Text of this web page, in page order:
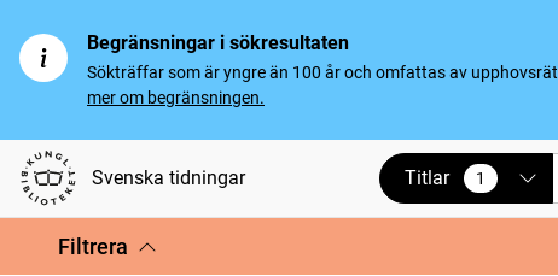
Begränsningar i sökresultaten
Sökträffar som är yngre än 100 år och omfattas av
mer om begränsningen.
Svenska tidningar Titlar 1
vald
Filtrera